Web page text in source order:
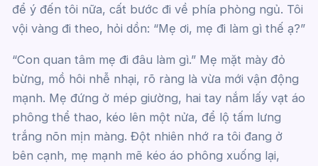
để ý đến tôi nữa, cất bước đi về phía phòng ngủ. Tôi
vội vàng đi theo, hỏi dồn: “Mẹ ơi, mẹ đi làm gì thế ạ?”
“Con quan tâm mẹ đi đâu làm gì.” Mẹ mặt mày đỏ
bừng, mồ hôi nhễ nhại, rõ ràng là vừa mới vận động
mạnh. Mẹ đứng ở mép giường, hai tay nắm lấy vạt áo
phông thể thao, kéo lên một nửa, để lộ tấm lưng
trắng nõn mịn màng. Đột nhiên nhớ ra tôi đang ở
bên cạnh, mẹ mạnh mẽ kéo áo phông xuống lại,